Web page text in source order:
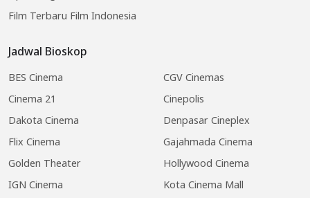
Film Terbaru Film Indonesia
Jadwal Bioskop
BES Cinema
CGV Cinemas
Cinema 21
Cinepolis
Dakota Cinema
Denpasar Cineplex
Flix Cinema
Gajahmada Cinema
Golden Theater
Hollywood Cinema
IGN Cinema
Kota Cinema Mall